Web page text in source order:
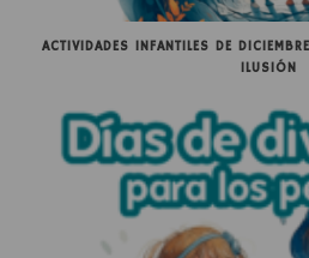
ACTIVIDADES INFANTILES DE
ILUSIÓN